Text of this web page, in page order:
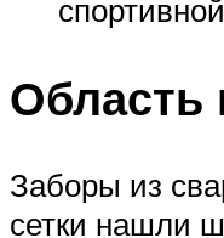
Область
Заборы из
сетки нашли